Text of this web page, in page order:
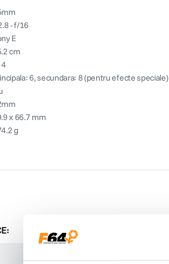
- f/16
E
cm
6, secundara: 8 (pentru efecte speciale)
x 66.7 mm
g